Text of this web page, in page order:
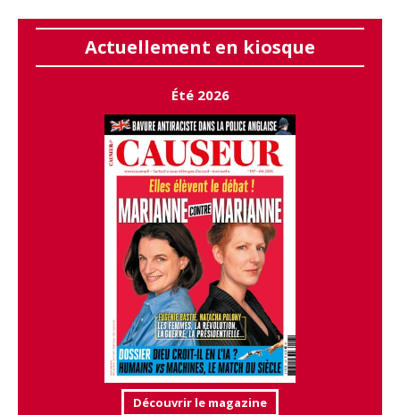
Actuellement en kiosque
Été 2026
Découvrir le magazine